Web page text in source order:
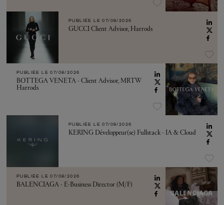
PUBLIÉE LE 07/08/2026
GUCCI Client Advisor, Harrods
PUBLIÉE LE 07/08/2026
BOTTEGA VENETA - Client Advisor, MRTW
Harrods
PUBLIÉE LE 07/08/2026
KERING Développeur(se) Fullstack - IA & Cloud
PUBLIÉE LE 07/08/2026
BALENCIAGA - E-Business Director (M/F)